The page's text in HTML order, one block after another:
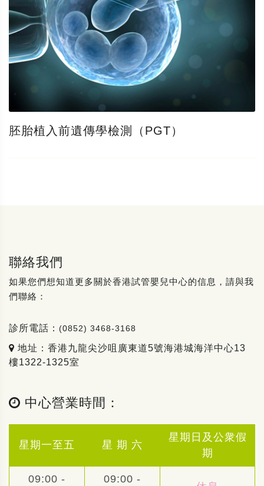
胚胎植入前遺傳學檢測（PGT）
聯絡我們
如果您們想知道更多關於香港試管嬰兒中心的信息，請與我
們聯絡：
診所電話： (0852) 3468-3168
地址：香港九龍尖沙咀廣東道5號海港城海洋中心13
樓1322-1325室
中心營業時間：
星期一至五 星 期 六
星期日及公衆假
期
09:00 - 09:00 -